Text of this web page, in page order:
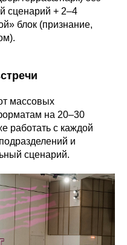
сценарий + 2–4
блок (признание,
массовых
на 20–30
работать с каждой
и
сценарий.